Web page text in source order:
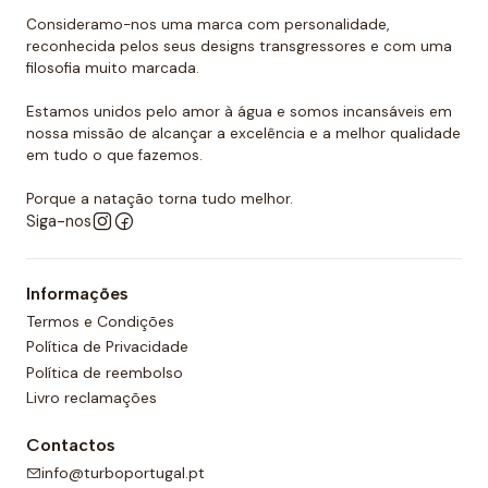
Consideramo-nos uma marca com personalidade,
reconhecida pelos seus designs transgressores e com uma
filosofia muito marcada.
Estamos unidos pelo amor à água e somos incansáveis em
nossa missão de alcançar a excelência e a melhor qualidade
em tudo o que fazemos.
Porque a natação torna tudo melhor.
Siga-nos
Informações
Termos e Condições
Política de Privacidade
Política de reembolso
Livro reclamações
Contactos
info@turboportugal.pt